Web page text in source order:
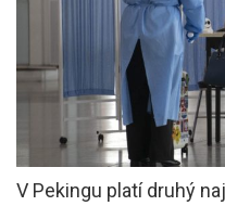
V Pekingu platí druhý